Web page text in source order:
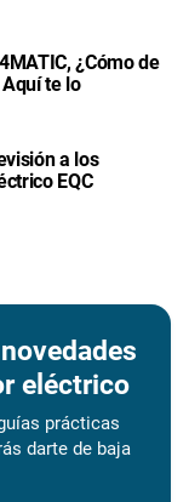
¿Cómo de
te lo
a los
EQC
eléctrico
prácticas
darte de baja